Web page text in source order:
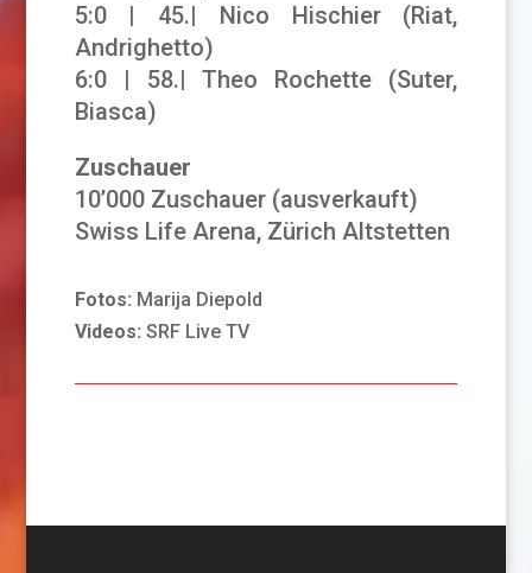
5:0 | 45.| Nico Hischier (Riat,
Andrighetto)
6:0 | 58.| Theo Rochette (Suter,
Biasca)
Zuschauer
10’000 Zuschauer (ausverkauft)
Swiss Life Arena, Zürich Altstetten
Fotos: Marija Diepold
Videos: SRF Live TV